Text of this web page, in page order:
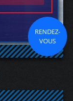
RENDEZ-
VOUS